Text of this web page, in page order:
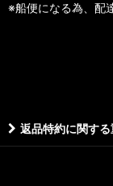
※船便になる為、配
返品特約に関す